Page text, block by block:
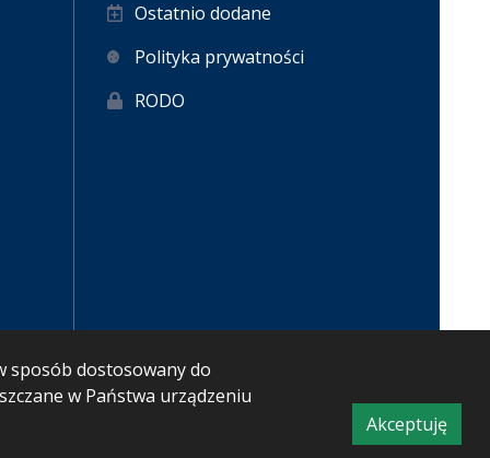
sposób dostosowany do
w Państwa urządzeniu
Akceptuję
Ostatnio dodane
Polityka prywatności
RODO
CMS i hosting: Logonet Sp. z o.o. w Bydgoszczy